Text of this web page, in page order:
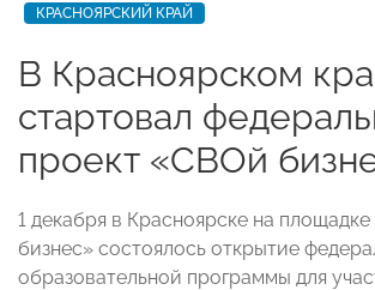
КРАСНОЯРСКИЙ КРАЙ
В Красноярском
стартовал
проект «СВОй
1 декабря в Красноярске на
бизнес» состоялось открытие
образовательной программы для